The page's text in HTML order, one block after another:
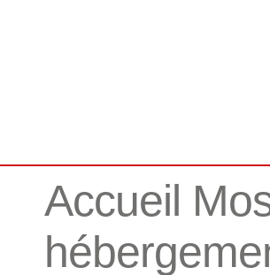
Accueil